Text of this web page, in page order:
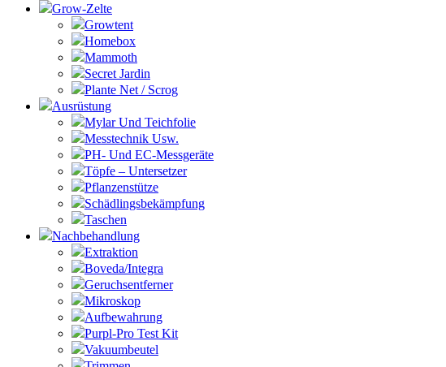
Grow-Zelte
Growtent
Homebox
Mammoth
Secret Jardin
Plante Net / Scrog
Ausrüstung
Mylar Und Teichfolie
Messtechnik Usw.
PH- Und EC-Messgeräte
Töpfe – Untersetzer
Pflanzenstütze
Schädlingsbekämpfung
Taschen
Nachbehandlung
Extraktion
Boveda/Integra
Geruchsentferner
Mikroskop
Aufbewahrung
Purpl-Pro Test Kit
Vakuumbeutel